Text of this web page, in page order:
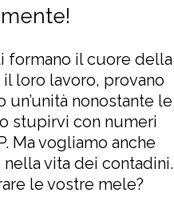
formano il cuore della
loro lavoro, provano
nonostante le
stupirvi con numeri
Ma vogliamo anche
vita dei contadini.
le vostre mele?